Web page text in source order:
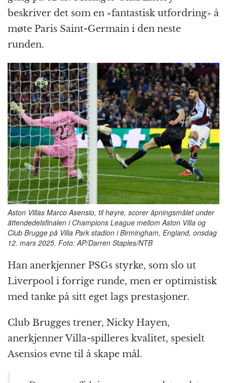
beskriver det som en «fantastisk utfordring» å
møte Paris Saint-Germain i den neste
runden.
Aston Villas Marco Asensio, til høyre, scorer åpningsmålet under
åttendedelsfinalen i Champions League mellom Aston Villa og
Club Brugge på Villa Park stadion i Birmingham, England, onsdag
12. mars 2025. Foto: AP/Darren Staples/NTB
Han anerkjenner PSGs styrke, som slo ut
Liverpool i forrige runde, men er optimistisk
med tanke på sitt eget lags prestasjoner.
Club Brugges trener, Nicky Hayen,
anerkjenner Villa-spilleres kvalitet, spesielt
Asensios evne til å skape mål.